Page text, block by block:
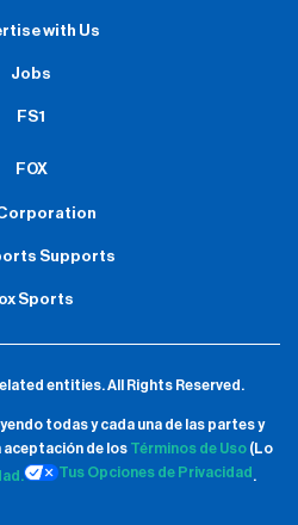
with Us
Jobs
FS1
FOX
Corporation
Supports
Sports
entities.All Rights Reserved.
todas y cada una de las partes y
aceptación de los Términos de Uso(Lo
Tus Opciones de Privacidad .